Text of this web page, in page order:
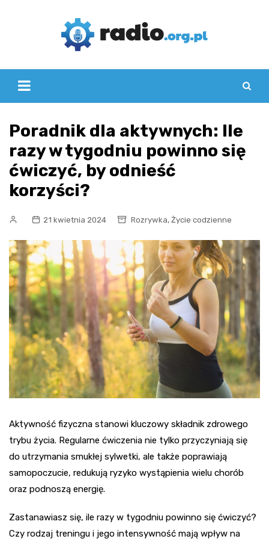
Poradnik dla aktywnych: Ile
razy w tygodniu powinno się
ćwiczyć, by odnieść
korzyści?
21 kwietnia 2024 Rozrywka, Życie codzienne
Aktywność fizyczna stanowi kluczowy składnik zdrowego
trybu życia. Regularne ćwiczenia nie tylko przyczyniają się
do utrzymania smukłej sylwetki, ale także poprawiają
samopoczucie, redukują ryzyko wystąpienia wielu chorób
oraz podnoszą energię.
Zastanawiasz się, ile razy w tygodniu powinno się ćwiczyć?
Czy rodzaj treningu i jego intensywność mają wpływ na